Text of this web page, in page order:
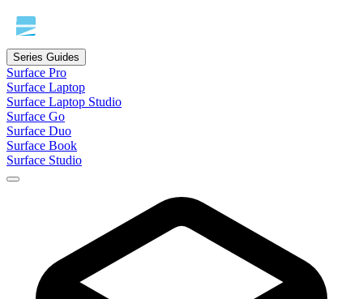
Series Guides
Surface Pro
Surface Laptop
Surface Laptop Studio
Surface Go
Surface Duo
Surface Book
Surface Studio